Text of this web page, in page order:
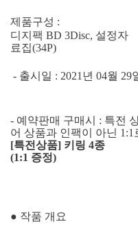
제품구성 :
디지팩 BD 3Disc, 설정자
료집(34P)
- 출시일 : 2021년 04월 29
- 예약판매 구매시 : 특전
어 상품과 인팩이 아닌
[특전상품] 키링 4종
(1:1 증정)
● 작품 개요